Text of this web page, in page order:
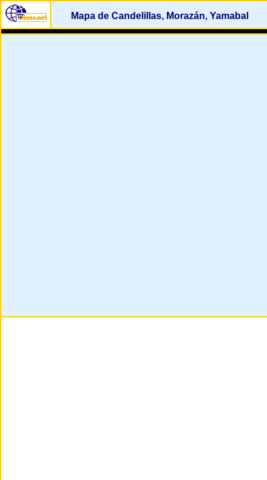
Mapa de Candelillas, Morazán, Yamabal